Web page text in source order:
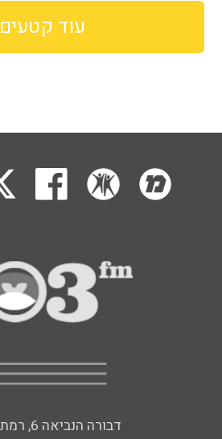
עוד קטעים
דבורה הנביאה 6, רמת השרון